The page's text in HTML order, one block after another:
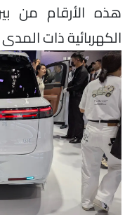
هذه الأرقام من
الكهربائية ذات